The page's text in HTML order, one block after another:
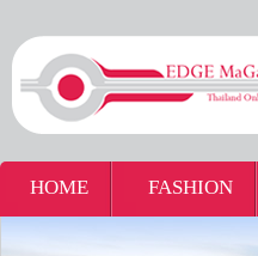
HOME FASHION